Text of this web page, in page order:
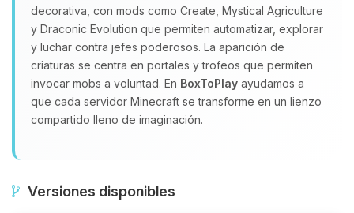
decorativa, con mods como Create, Mystical Agriculture
y Draconic Evolution que permiten automatizar, explorar
y luchar contra jefes poderosos. La aparición de
criaturas se centra en portales y trofeos que permiten
invocar mobs a voluntad. En BoxToPlay ayudamos a
que cada servidor Minecraft se transforme en un lienzo
compartido lleno de imaginación.
Versiones disponibles